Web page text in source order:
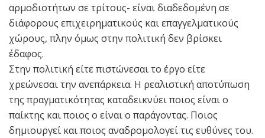
αρμοδιοτήτων σε τρίτους- είναι διαδεδομένη σε
διάφορους επιχειρηματικούς και επαγγελματικούς
χώρους, πλην όμως στην πολιτική δεν βρίσκει
έδαφος.
Στην πολιτική είτε πιστώνεσαι το έργο είτε
χρεώνεσαι την ανεπάρκεια. Η ρεαλιστική αποτύπωση
της πραγματικότητας καταδεικνύει ποιος είναι ο
παίκτης και ποιος ο είναι ο παράγοντας. Ποιος
δημιουργεί και ποιος αναδρομολογεί τις ευθύνες του.